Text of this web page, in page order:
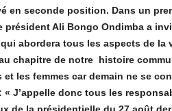
en seconde position. Dans un
président Ali Bongo Ondimba a
abordera tous les aspects de la
chapitre de notre histoire
et les femmes car demain ne se
« J’appelle donc tous les